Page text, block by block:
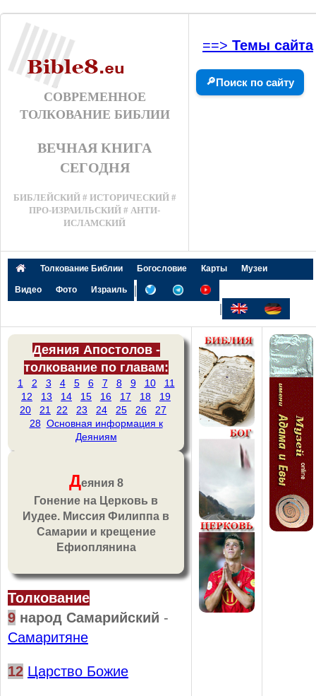
СОВРЕМЕННОЕ
ТОЛКОВАНИЕ БИБЛИИ
ВЕЧНАЯ КНИГА
СЕГОДНЯ
БИБЛЕЙСКИЙ # ИСТОРИЧЕСКИЙ #
ПРО-ИЗРАИЛЬСКИЙ # АНТИ-
ИСЛАМСКИЙ
==> Темы сайта
🔎Поиск по сайту
Толкование Библии Богословие Карты Музеи
Видео Фото Израиль
|
|
Деяния Апостолов -
толкование по главам:
1 2 3 4 5 6 7 8 9 10
11
12
13 14 15 16 17 18
19
20
21 22 23 24 25 26
27
28 Основная информация к
Деяниям
Деяния 8
Гонение на Церковь в
Иудее. Миссия Филиппа в
Самарии и крещение
Ефиоплянина
Толкование
9 народ Самарийский -
Самаритяне
12 Царство Божие